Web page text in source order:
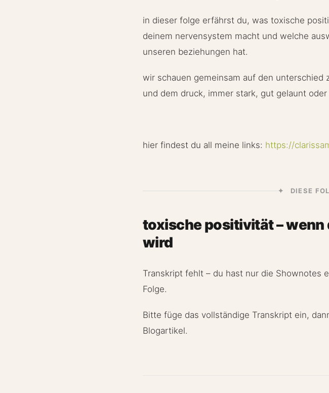
in dieser folge erfährst du, was toxische
deinem nervensystem macht und welche
unseren beziehungen hat.
wir schauen gemeinsam auf den
und dem druck, immer stark, gut gelaunt
hier findest du all meine links: https://
✦ DIESE
toxische positivität –
wird
Transkript fehlt – du hast nur die Shownotes
Folge.
Bitte füge das vollständige Transkript ein,
Blogartikel.